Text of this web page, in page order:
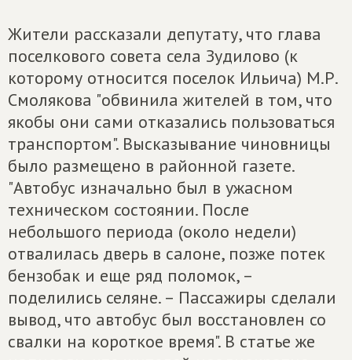
Жители рассказали депутату, что глава
поселкового совета села Зудилово (к
которому относится поселок Ильича) М.Р.
Смолякова "обвинила жителей в том, что
якобы они сами отказались пользоваться
транспортом". Высказывание чиновницы
было размещено в районной газете.
"Автобус изначально был в ужасном
техническом состоянии. После
небольшого периода (около недели)
отвалилась дверь в салоне, позже потек
бензобак и еще ряд поломок, –
поделились селяне. – Пассажиры сделали
вывод, что автобус был восстановлен со
свалки на короткое время". В статье же